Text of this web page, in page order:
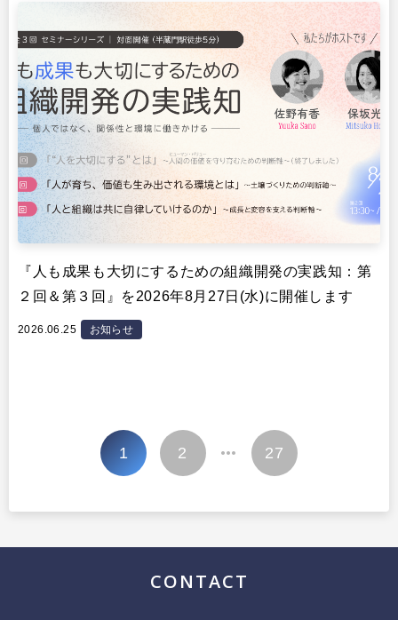
『人も成果も大切にするための組織開発の実践知：第
２回＆第３回』を2026年8月27日(水)に開催します
2026.06.25 お知らせ
ペ
1 2 27
CONTACT